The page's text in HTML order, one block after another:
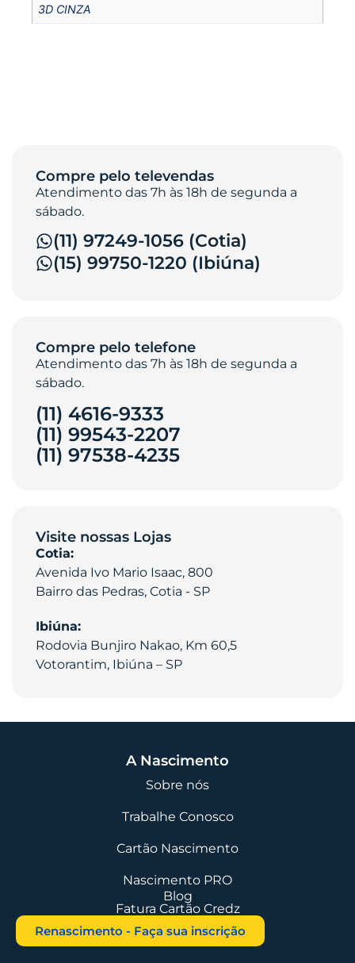
3D CINZA
Compre pelo televendas
Atendimento das 7h às 18h de segunda a
sábado.
(11) 97249-1056 (Cotia)
(15) 99750-1220 (Ibiúna)
Compre pelo telefone
Atendimento das 7h às 18h de segunda a
sábado.
(11) 4616-9333
(11) 99543-2207
(11) 97538-4235‎
Visite nossas Lojas
Cotia:
Avenida Ivo Mario Isaac, 800
Bairro das Pedras, Cotia - SP
Ibiúna:
Rodovia Bunjiro Nakao, Km 60,5
Votorantim, Ibiúna – SP
A Nascimento
Sobre nós
Trabalhe Conosco
Cartão Nascimento
Nascimento PRO
Blog
Fatura Cartão Credz
Renascimento - Faça sua inscrição